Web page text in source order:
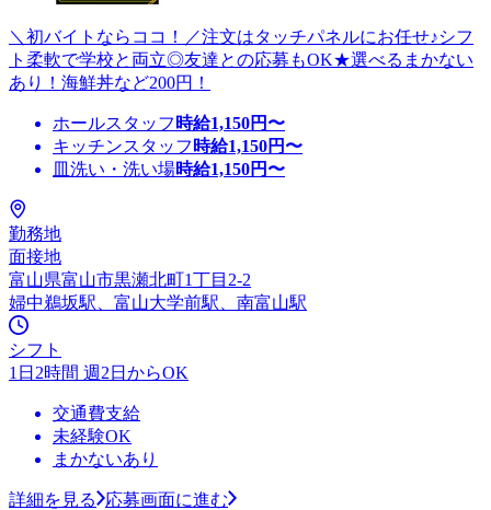
＼初バイトならココ！／注文はタッチパネルにお任せ♪シフ
ト柔軟で学校と両立◎友達との応募もOK★選べるまかない
あり！海鮮丼など200円！
ホールスタッフ 時給1,150円〜
キッチンスタッフ 時給1,150円〜
皿洗い・洗い場時給1,150円〜
勤務地
面接地
富山県富山市黒瀬北町1丁目2-2
婦中鵜坂駅、富山大学前駅、南富山駅
シフト
1日2時間 週2日からOK
交通費支給
未経験OK
まかないあり
詳細を見る
応募画面に進む